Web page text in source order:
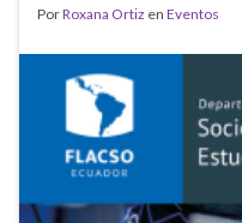
PorRoxana Ortiz en Eventos